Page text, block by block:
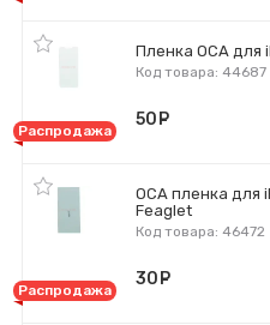
Пленка OCA для
Код товара: 44687
Распродажа
50
OCA пленка для
Feaglet
Код товара: 46472
Распродажа
30